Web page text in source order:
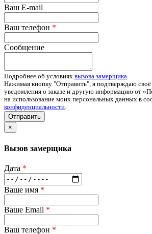
Ваш E-mail
Ваш телефон *
Сообщение
Подробнее об условиях вызова замерщика.
Нажимая кнопку "Отправить", я подтверждаю своё
уведомления о заказе и другую информацию от
на использование моих персональных данных в
конфиденциальности.
Отправить
×
Вызов замерщика
Дата *
Ваше имя *
Ваше Email *
Ваш телефон *